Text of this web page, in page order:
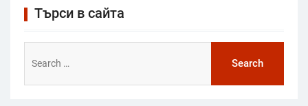
Търси в сайта
for: